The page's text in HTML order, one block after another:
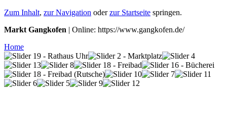
Zum Inhalt, zur Navigation oderzur Startseite springen.
Markt Gangkofen | Online: https://www.gangkofen.de/
Home